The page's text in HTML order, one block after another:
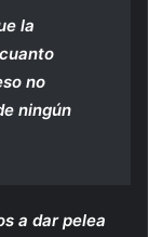
la
no
ningún
a dar pelea